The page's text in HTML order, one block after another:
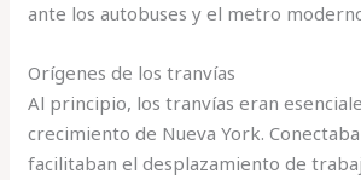
ante los autobuses y el metro
Orígenes de los tranvías
Al principio, los tranvías eran
crecimiento de Nueva York.
facilitaban el desplazamiento de